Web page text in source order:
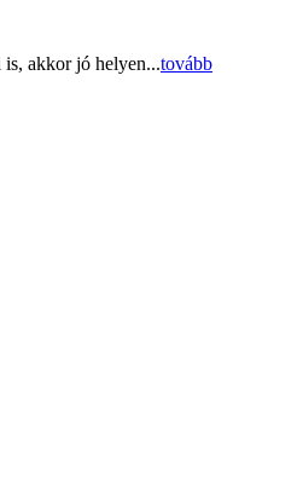
is, akkor jó helyen...tovább